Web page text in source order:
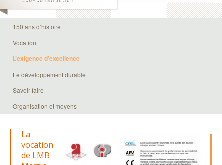
150 ans d’histoire
Vocation
L’exigence d’excellence
Le développement durable
Savoir-faire
Organisation et moyens
La
vocation
de LMB